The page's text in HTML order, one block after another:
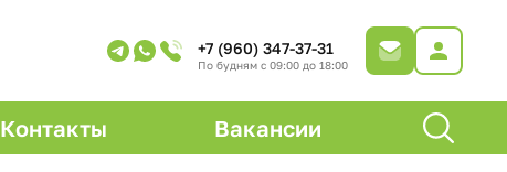
+7 (960) 347-37-31
По будням с 09:00 до 18:00
Контакты Вакансии